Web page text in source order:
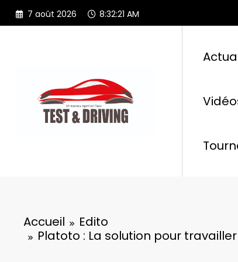
Aller
7 août 2026 8:32:22 AM
Accueil
Edito
Platoto : La solution pour